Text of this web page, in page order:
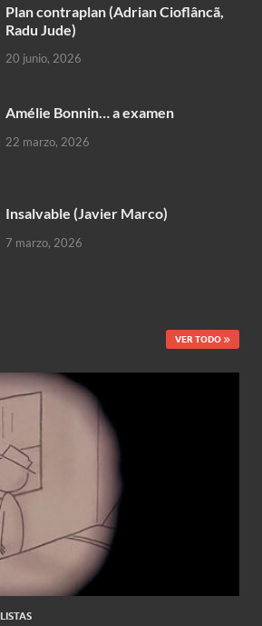
Plan contraplan (Adrian Cioflâncã,
Radu Jude)
20 junio, 2026
Amélie Bonnin… a examen
22 marzo, 2026
Insalvable (Javier Marco)
7 marzo, 2026
VER TODO
LISTAS